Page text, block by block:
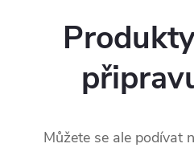
Můžete se ale podívat